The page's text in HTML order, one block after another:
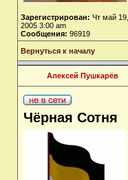
Зарегистрирован: Чт май 19,
2005 3:00 am
Сообщения: 96919
Вернуться к началу
Алексей Пушкарёв
Чёрная Сотня